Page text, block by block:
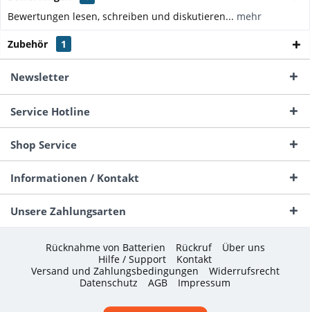
Bewertungen lesen, schreiben und diskutieren... mehr
Zubehör 1
Newsletter
Service Hotline
Shop Service
Informationen / Kontakt
Unsere Zahlungsarten
Rücknahme von Batterien Rückruf
Über uns
Hilfe / Support
Kontakt
Versand und Zahlungsbedingungen
Widerrufsrecht
Datenschutz
AGB Impressum